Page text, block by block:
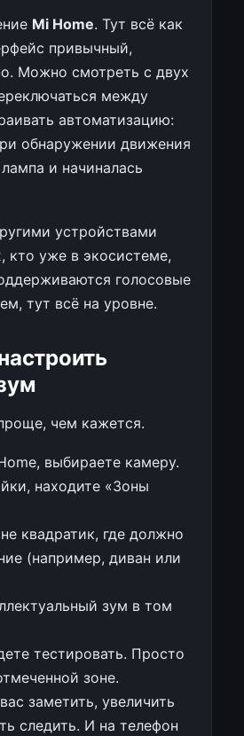
Mi Home. Тут всё как
привычный,
Можно смотреть с двух
между
автоматизацию:
обнаружении движения
и начиналась
устройствами
кто уже в экосистеме,
голосовые
тут всё на уровне.
чем кажется.
выбираете камеру.
находите «Зоны
квадратик, где должно
(например, диван или
зум в том
тестировать. Просто
зоне.
заметить, увеличить
следить. И на телефон